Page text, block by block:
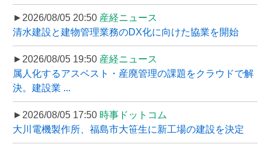
►2026/08/05 20:50 産経ニュース
清水建設と建物管理業務のDX化に向けた協業を開始
►2026/08/05 19:50 産経ニュース
属人化するアスベスト・産廃管理の課題をクラウドで解
決。建設業 ...
►2026/08/05 17:50 時事ドットコム
大川電機製作所、福島市大笹生に新工場の建設を決定